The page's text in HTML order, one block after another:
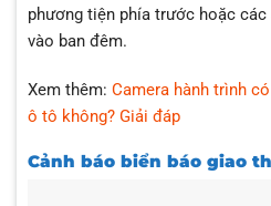
phương tiện phía trước hoặc
vào ban đêm.
Xem thêm: Camera hành trình
ô tô không? Giải đáp
Cảnh báo biển báo giao